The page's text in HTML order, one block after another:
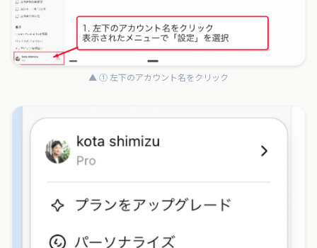
▲ ① 左下のアカウント名をクリック